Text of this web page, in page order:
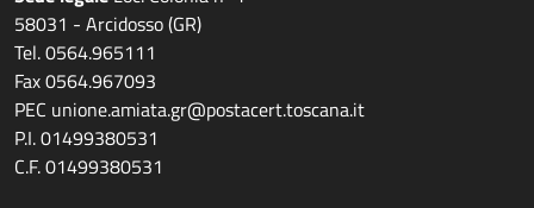
58031 - Arcidosso (GR)
Tel. 0564.965111
Fax 0564.967093
PEC unione.amiata.gr@postacert.toscana.it
P.I. 01499380531
C.F. 01499380531